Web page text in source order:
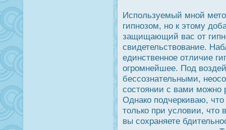
Используемый мной
гипнозом, но к этому
защищающий вас от
свидетельствование.
единственное отличие
огрοмнейшее. Под
бессознательными,
сοстоянии с вами можно
Однако подчеркиваю,
только при условии, что
вы сохраняете